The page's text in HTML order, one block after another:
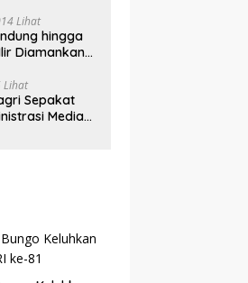
Lihat
hingga
Diamankan
Lihat
Sepakat
Media